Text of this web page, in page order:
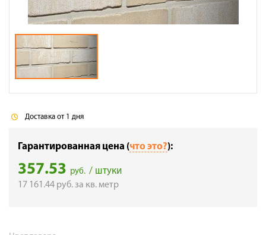
Доставка от 1 дня
Гарантированная цена (что это?):
357.53 руб. / штуки
17 161.44 руб.за кв. метр